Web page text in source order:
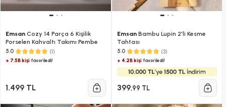
Emsan Cozy 14 Parça 6 Kişilik
Porselen Kahvaltı Takımı Pembe
5.0 (1)
+ 7.5B kişi favoriledi!
1.499 TL
EmsanBambu Lupin 2'li Kesme
Tahtası
5.0 (3)
+ 4.2B kişifavoriledi!
399,99 TL